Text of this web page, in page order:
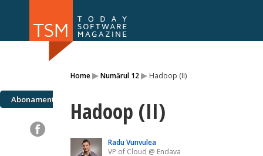
Home▸Numărul 12▸ Hadoop (II)
Abonamente Hadoop (II)
Radu Vunvulea
VP of Cloud @ Endava